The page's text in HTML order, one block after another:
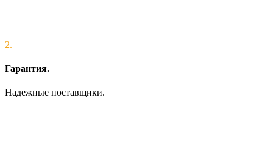
2.
Гарантия.
Надежные поставщики.